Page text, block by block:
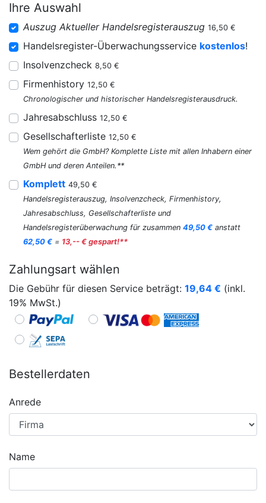
Ihre Auswahl
Auszug Aktueller Handelsregisterauszug 16,50 €
Handelsregister-Überwachungsservice kostenlos!
Insolvenzcheck 8,50 €
Firmenhistory 12,50 €
Chronologischer und historischer Handelsregisterausdruck.
Jahresabschluss 12,50 €
Gesellschafterliste 12,50 €
Wem gehört die GmbH? Komplette Liste mit allen Inhabern einer
GmbH und deren Anteilen.**
Komplett 49,50 €
Handelsregisterauszug, Insolvenzcheck, Firmenhistory,
Jahresabschluss, Gesellschafterliste und
Handelsregisterüberwachung für zusammen 49,50 € anstatt
62,50 € = 13,-- € gespart!**
Zahlungsart wählen
Die Gebühr für diesen Service beträgt: 19,64 € (inkl.
19% MwSt.)
Bestellerdaten
Anrede
Name